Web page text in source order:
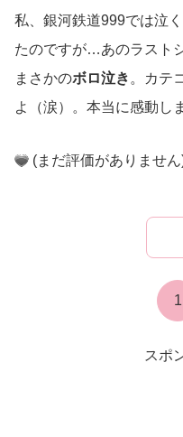
私、銀河鉄道999では泣
たのですが…あのラスト
まさかのボロ泣き 。カテ
よ（涙）。本当に感動し
(まだ評価がありませ
1
スポ